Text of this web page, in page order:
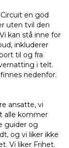
en god
uten tvil den
kan stå inne for
inkluderer
til og fra
i telt.
nedenfor.
ansatte, vi
alle kommer
guider og
og vi liker ikke
Vi liker Frihet.